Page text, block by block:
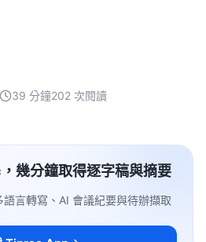
39 分鐘202 次閱讀
幾分鐘取得逐字稿與摘要
言轉寫、AI 會議紀要與待辦擷取